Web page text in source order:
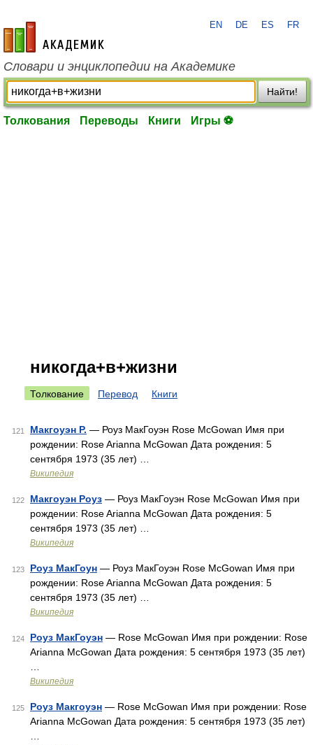
academic.ru
EN DE ES FR
Словари и энциклопедии на Академике
Найти!
Толкования Переводы Книги Игры ⚽
никогда+в+жизни
Толкование Перевод Книги
121 Макгоуэн Р. — Роуз МакГоуэн Rose McGowan Имя при
рождении: Rose Arianna McGowan Дата рождения: 5
сентября 1973 (35 лет) …
Википедия
122 Макгоуэн Роуз — Роуз МакГоуэн Rose McGowan Имя при
рождении: Rose Arianna McGowan Дата рождения: 5
сентября 1973 (35 лет) …
Википедия
123 Роуз МакГоун — Роуз МакГоуэн Rose McGowan Имя при
рождении: Rose Arianna McGowan Дата рождения: 5
сентября 1973 (35 лет) …
Википедия
124 Роуз МакГоуэн — Rose McGowan Имя при рождении: Rose
Arianna McGowan Дата рождения: 5 сентября 1973 (35 лет)
Википедия
125 Роуз Макгоуэн — Rose McGowan Имя при рождении: Rose
Arianna McGowan Дата рождения: 5 сентября 1973 (35 лет)